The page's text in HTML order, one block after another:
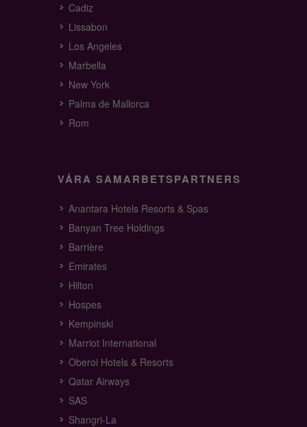
Cadiz
Lissabon
Los Angeles
Marbella
New York
Palma de Mallorca
Rom
VÅRA SAMARBETSPARTNERS
Anantara Hotels Resorts & Spas
Banyan Tree Holdings
Barrière
Emirates
Hilton
Hospes
Kempinski
Marriot International
Oberoi Hotels & Resorts
Qatar Airways
SAS
Shangri-La